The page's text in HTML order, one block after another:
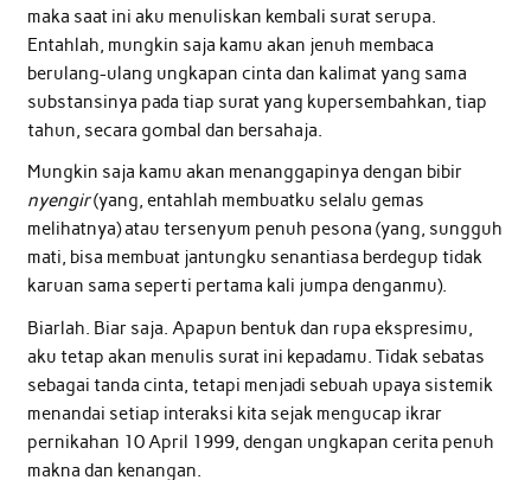
maka saat ini aku menuliskan kembali surat serupa.
Entahlah, mungkin saja kamu akan jenuh membaca
berulang-ulang ungkapan cinta dan kalimat yang sama
substansinya pada tiap surat yang kupersembahkan, tiap
tahun, secara gombal dan bersahaja.
Mungkin saja kamu akan menanggapinya dengan bibir
nyengir(yang, entahlah membuatku selalu gemas
melihatnya) atau tersenyum penuh pesona (yang, sungguh
mati, bisa membuat jantungku senantiasa berdegup tidak
karuan sama seperti pertama kali jumpa denganmu).
Biarlah. Biar saja. Apapun bentuk dan rupa ekspresimu,
aku tetap akan menulis surat ini kepadamu. Tidak sebatas
sebagai tanda cinta, tetapi menjadi sebuah upaya sistemik
menandai setiap interaksi kita sejak mengucap ikrar
pernikahan 10 April 1999, dengan ungkapan cerita penuh
makna dan kenangan.